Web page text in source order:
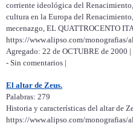
corriente ideológica del
cultura en la Europa del
mecenazgo, EL QUATTROCENTO
https://www.alipso.com/monografias/
Agregado: 22 de OCTUBRE de 2000
- Sin comentarios |
El altar de Zeus.
Palabras: 279
Historia y características del altar de
https://www.alipso.com/monografias/